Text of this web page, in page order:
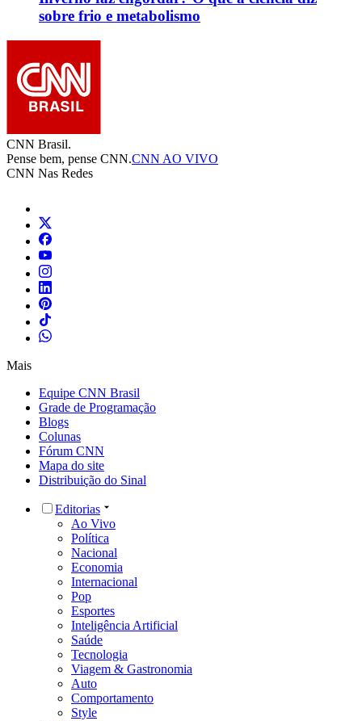
sobre frio e metabolismo
CNN Brasil.
Pense bem, pense CNN.CNN AO VIVO
CNN Nas Redes
Mais
Equipe CNN Brasil
Grade de Programação
Blogs
Colunas
Fórum CNN
Mapa do site
Distribuição do Sinal
Editorias
Ao Vivo
Política
Nacional
Economia
Internacional
Pop
Esportes
Inteligência Artificial
Saúde
Tecnologia
Viagem & Gastronomia
Auto
Comportamento
Style